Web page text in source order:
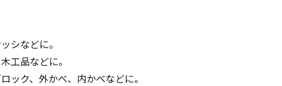
シなどに。
工品などに。
ック、外かべ、内かべなどに。